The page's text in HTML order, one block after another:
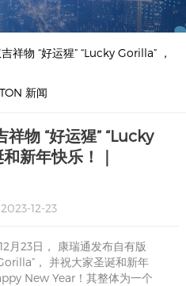
祥物 “好运猩” “Lucky Gorilla” ，
新闻
物 “好运猩” “Lucky
新年快乐！｜
12-23
月23日， 康瑞通发布自有版
， 并祝大家圣诞和新年
New Year！其整体为一个